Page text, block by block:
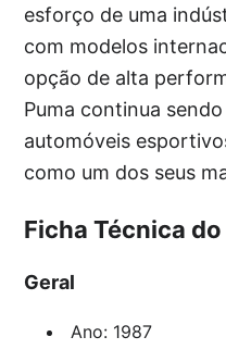
esforço de uma
com modelos
opção de alta
Puma continua
automóveis
como um dos seus
Ficha Técnica
Geral
Ano: 1987